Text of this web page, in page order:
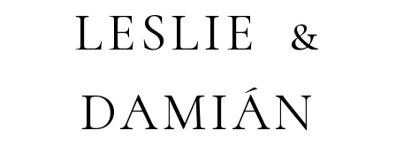
LESLIE &
DAMIÁN